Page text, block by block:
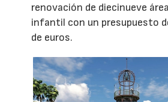
renovación de diecinueve
infantil con un presupuesto
de euros.